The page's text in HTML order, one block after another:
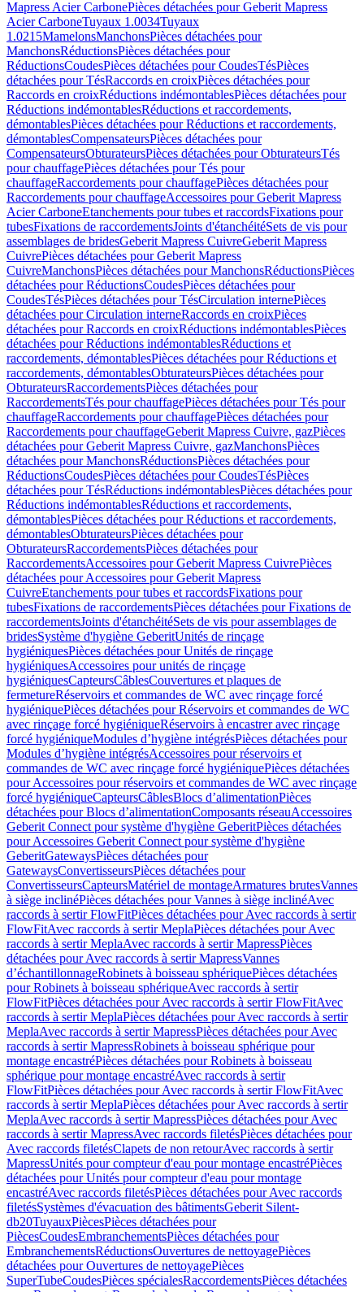
Mapress Acier CarbonePièces détachées pour Geberit Mapress
Acier CarboneTuyaux 1.0034Tuyaux
1.0215MamelonsManchonsPièces détachées pour
ManchonsRéductionsPièces détachées pour
RéductionsCoudesPièces détachées pour CoudesTésPièces
détachées pour TésRaccords en croixPièces détachées pour
Raccords en croixRéductions indémontablesPièces détachées pour
Réductions indémontablesRéductions et raccordements,
démontablesPièces détachées pour Réductions et raccordements,
démontablesCompensateursPièces détachées pour
CompensateursObturateursPièces détachées pour ObturateursTés
pour chauffagePièces détachées pour Tés pour
chauffageRaccordements pour chauffagePièces détachées pour
Raccordements pour chauffageAccessoires pour Geberit Mapress
Acier CarboneEtanchements pour tubes et raccordsFixations pour
tubesFixations de raccordementsJoints d'étanchéitéSets de vis pour
assemblages de bridesGeberit Mapress CuivreGeberit Mapress
CuivrePièces détachées pour Geberit Mapress
CuivreManchonsPièces détachées pour ManchonsRéductionsPièces
détachées pour RéductionsCoudesPièces détachées pour
CoudesTésPièces détachées pour TésCirculation internePièces
détachées pour Circulation interneRaccords en croixPièces
détachées pour Raccords en croixRéductions indémontablesPièces
détachées pour Réductions indémontablesRéductions et
raccordements, démontablesPièces détachées pour Réductions et
raccordements, démontablesObturateursPièces détachées pour
ObturateursRaccordementsPièces détachées pour
RaccordementsTés pour chauffagePièces détachées pour Tés pour
chauffageRaccordements pour chauffagePièces détachées pour
Raccordements pour chauffageGeberit Mapress Cuivre, gazPièces
détachées pour Geberit Mapress Cuivre, gazManchonsPièces
détachées pour ManchonsRéductionsPièces détachées pour
RéductionsCoudesPièces détachées pour CoudesTésPièces
détachées pour TésRéductions indémontablesPièces détachées pour
Réductions indémontablesRéductions et raccordements,
démontablesPièces détachées pour Réductions et raccordements,
démontablesObturateursPièces détachées pour
ObturateursRaccordementsPièces détachées pour
RaccordementsAccessoires pour Geberit Mapress CuivrePièces
détachées pour Accessoires pour Geberit Mapress
CuivreEtanchements pour tubes et raccordsFixations pour
tubesFixations de raccordementsPièces détachées pour Fixations de
raccordementsJoints d'étanchéitéSets de vis pour assemblages de
bridesSystème d'hygiène GeberitUnités de rinçage
hygiéniquesPièces détachées pour Unités de rinçage
hygiéniquesAccessoires pour unités de rinçage
hygiéniquesCapteursCâblesCouvertures et plaques de
fermetureRéservoirs et commandes de WC avec rinçage forcé
hygiéniquePièces détachées pour Réservoirs et commandes de WC
avec rinçage forcé hygiéniqueRéservoirs à encastrer avec rinçage
forcé hygiéniqueModules d’hygiène intégrésPièces détachées pour
Modules d’hygiène intégrésAccessoires pour réservoirs et
commandes de WC avec rinçage forcé hygiéniquePièces détachées
pour Accessoires pour réservoirs et commandes de WC avec rinçage
forcé hygiéniqueCapteursCâblesBlocs d’alimentationPièces
détachées pour Blocs d’alimentationComposants réseauAccessoires
Geberit Connect pour système d'hygiène GeberitPièces détachées
pour Accessoires Geberit Connect pour système d'hygiène
GeberitGatewaysPièces détachées pour
GatewaysConvertisseursPièces détachées pour
ConvertisseursCapteursMatériel de montageArmatures brutesVannes
à siège inclinéPièces détachées pour Vannes à siège inclinéAvec
raccords à sertir FlowFitPièces détachées pour Avec raccords à sertir
FlowFitAvec raccords à sertir MeplaPièces détachées pour Avec
raccords à sertir MeplaAvec raccords à sertir MapressPièces
détachées pour Avec raccords à sertir MapressVannes
d’échantillonnageRobinets à boisseau sphériquePièces détachées
pour Robinets à boisseau sphériqueAvec raccords à sertir
FlowFitPièces détachées pour Avec raccords à sertir FlowFitAvec
raccords à sertir MeplaPièces détachées pour Avec raccords à sertir
MeplaAvec raccords à sertir MapressPièces détachées pour Avec
raccords à sertir MapressRobinets à boisseau sphérique pour
montage encastréPièces détachées pour Robinets à boisseau
sphérique pour montage encastréAvec raccords à sertir
FlowFitPièces détachées pour Avec raccords à sertir FlowFitAvec
raccords à sertir MeplaPièces détachées pour Avec raccords à sertir
MeplaAvec raccords à sertir MapressPièces détachées pour Avec
raccords à sertir MapressAvec raccords filetésPièces détachées pour
Avec raccords filetésClapets de non retourAvec raccords à sertir
MapressUnités pour compteur d'eau pour montage encastréPièces
détachées pour Unités pour compteur d'eau pour montage
encastréAvec raccords filetésPièces détachées pour Avec raccords
filetésSystèmes d'évacuation des bâtimentsGeberit Silent-
db20TuyauxPiècesPièces détachées pour
PiècesCoudesEmbranchementsPièces détachées pour
EmbranchementsRéductionsOuvertures de nettoyagePièces
détachées pour Ouvertures de nettoyagePièces
SuperTubeCoudesPièces spécialesRaccordementsPièces détachées